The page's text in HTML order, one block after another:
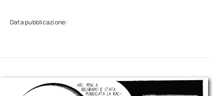
Data pubblicazione: